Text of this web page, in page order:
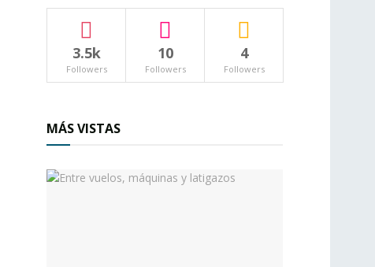
3.5k
Followers
10
Followers
4
Followers
MÁS VISTAS